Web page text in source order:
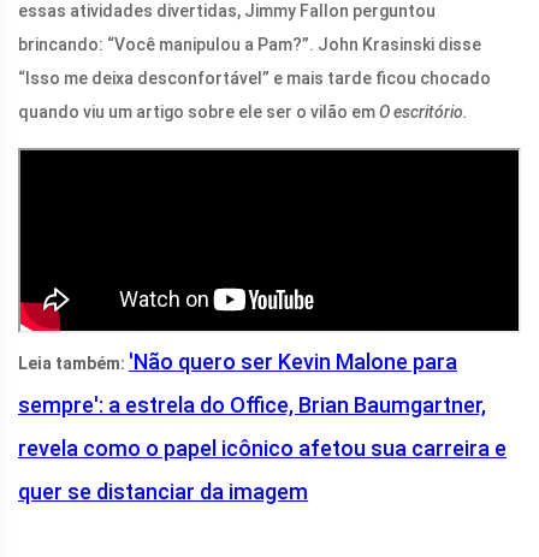
essas atividades divertidas, Jimmy Fallon perguntou
brincando: “Você manipulou a Pam?”. John Krasinski disse
“Isso me deixa desconfortável” e mais tarde ficou chocado
quando viu um artigo sobre ele ser o vilão emO escritório.
Leia também: 'Não quero ser Kevin Malone para
sempre': a estrela do Office, Brian Baumgartner,
revela como o papel icônico afetou sua carreira e
quer se distanciar da imagem